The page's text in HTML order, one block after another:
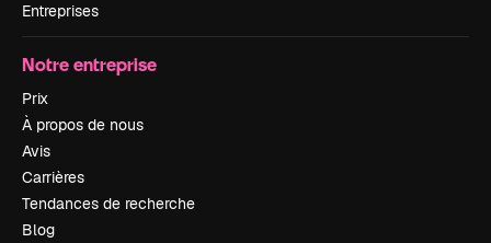
Entreprises
Notre entreprise
Prix
À propos de nous
Avis
Carrières
Tendances de recherche
Blog